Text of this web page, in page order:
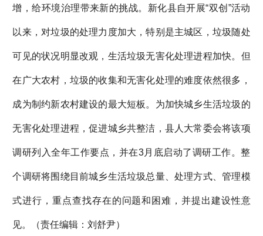
增，给环境治理带来新的挑战。新化县自开展“双创”活动
以来，对垃圾的处理力度加大，特别是主城区，垃圾随处
可见的状况明显改观，生活垃圾无害化处理进程加快。但
在广大农村，垃圾的收集和无害化处理的难度依然很多，
成为制约新农村建设的最大短板。为加快城乡生活垃圾的
无害化处理进程，促进城乡共整洁，县人大常委会将该项
调研列入全年工作要点，并在3月底启动了调研工作。整
个调研将围绕目前城乡生活垃圾总量、处理方式、管理模
式进行，重点查找存在的问题和困难，并提出建设性意
见。（责任编辑：刘舒尹）